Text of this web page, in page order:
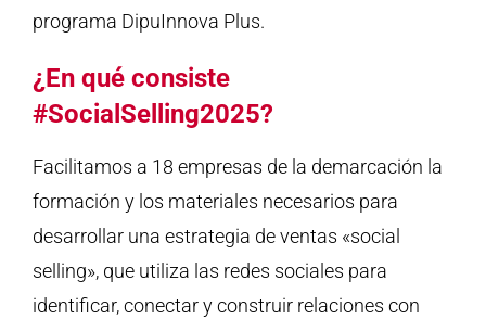
programa DipuInnova Plus.
¿En qué consiste
#SocialSelling2025?
Facilitamos a 18 empresas de la demarcación la
formación y los materiales necesarios para
desarrollar una estrategia de ventas «social
selling», que utiliza las redes sociales para
identificar, conectar y construir relaciones con